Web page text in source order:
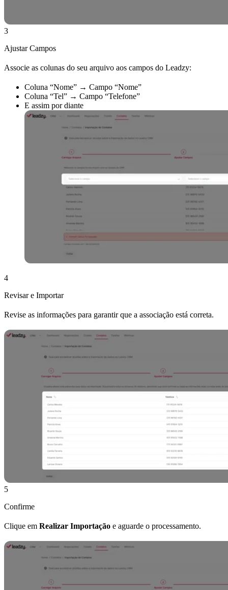
3
Ajustar Campos
Associe as colunas do seu arquivo aos campos do Leadzy:
Coluna “Nome” → Campo “Nome”
Coluna “Tel” → Campo “Telefone”
E assim por diante
4
Revisar e Importar
Revise as informações para garantir que a associação está correta.
5
Confirme
Clique em Realizar Importação e aguarde o processamento.